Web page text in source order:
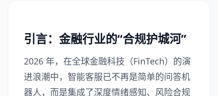
引言：金融行业的“合规护城河”
2026 年，在全球金融科技（FinTech）的演
进浪潮中，智能客服已不再是简单的问答机
器人，而是集成了深度情绪感知、风险合规